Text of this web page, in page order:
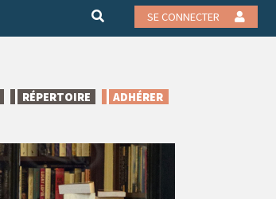
SE CONNECTER
RÉPERTOIRE ADHÉRER